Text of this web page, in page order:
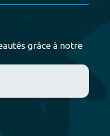
grâce à notre